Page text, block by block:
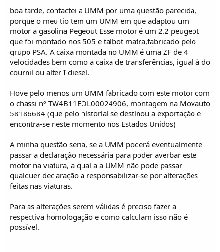
boa tarde, contactei a UMM por uma questão parecida,
porque o meu tio tem um UMM em que adaptou um
motor a gasolina Pegeout Esse motor é um 2.2 peugeot
que foi montado nos 505 e talbot matra,fabricado pelo
grupo PSA. A caixa montada no UMM é uma ZF de 4
velocidades bem como a caixa de transferências, igual à do
cournil ou alter I diesel.
Hove pelo menos um UMM fabricado com este motor com
o chassi nº TW4B11EOL00024906, montagem na Movauto
58186684 (que pelo historial se destinou a exportação e
encontra-se neste momento nos Estados Unidos)
A minha questão seria, se a UMM poderá eventualmente
passar a declaração necessária para poder averbar este
motor na viatura, a qual a a UMM não pode passar
qualquer declaração a responsabilizar-se por alterações
feitas nas viaturas.
Para as alterações serem válidas é preciso fazer a
respectiva homologação e como calculam isso não é
possível.